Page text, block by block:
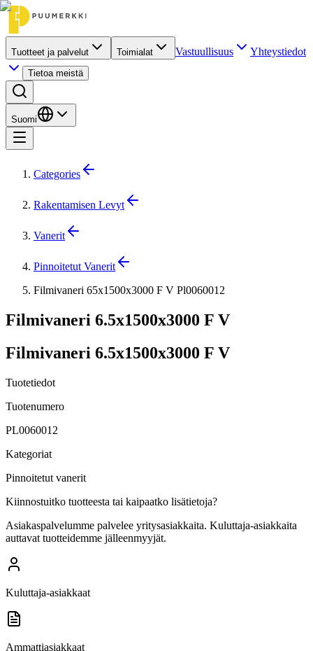
Tuotteet ja palvelut Toimialat Vastuullisuus Yhteystiedot
Tietoa meistä
Suomi
Categories
Rakentamisen Levyt
Vanerit
Pinnoitetut Vanerit
Filmivaneri 65x1500x3000 F V Pl0060012
Filmivaneri 6.5x1500x3000 F V
Filmivaneri 6.5x1500x3000 F V
Tuotetiedot
Tuotenumero
PL0060012
Kategoriat
Pinnoitetut vanerit
Kiinnostuitko tuotteesta tai kaipaatko lisätietoja?
Asiakaspalvelumme palvelee yritysasiakkaita. Kuluttaja-asiakkaita
auttavat tuotteidemme jälleenmyyjät.
Kuluttaja-asiakkaat
Ammattiasiakkaat